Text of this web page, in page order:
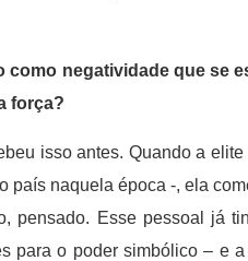
negatividade que se
força?
isso antes. Quando a
país naquela época -, ela
pensado. Esse pessoal já
para o poder simbólico – e